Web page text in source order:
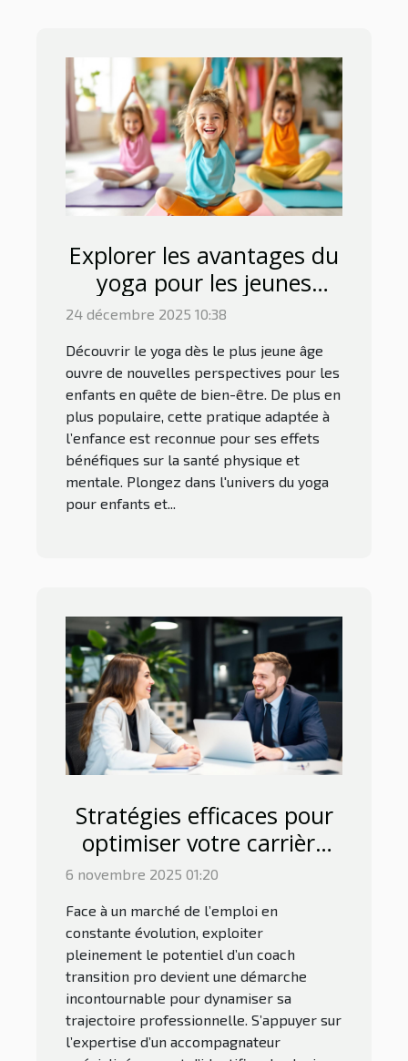
Explorer les avantages du
yoga pour les jeunes
enfants
24 décembre 2025 10:38
Découvrir le yoga dès le plus jeune âge
ouvre de nouvelles perspectives pour les
enfants en quête de bien-être. De plus en
plus populaire, cette pratique adaptée à
l’enfance est reconnue pour ses effets
bénéfiques sur la santé physique et
mentale. Plongez dans l'univers du yoga
pour enfants et...
Stratégies efficaces pour
optimiser votre carrière
avec un coach transition
6 novembre 2025 01:20
Face à un marché de l’emploi en
constante évolution, exploiter
pleinement le potentiel d’un coach
transition pro devient une démarche
incontournable pour dynamiser sa
trajectoire professionnelle. S’appuyer sur
l’expertise d’un accompagnateur